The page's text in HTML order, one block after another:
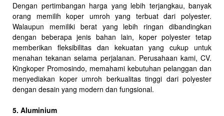
Dengan pertimbangan harga yang lebih terjangkau, banyak
orang memilih koper umroh yang terbuat dari polyester.
Walaupun memiliki berat yang lebih ringan dibandingkan
dengan beberapa jenis bahan lain, koper polyester tetap
memberikan fleksibilitas dan kekuatan yang cukup untuk
menahan tekanan selama perjalanan. Perusahaan kami, CV.
Kingkoper Promosindo, memahami kebutuhan pelanggan dan
menyediakan koper umroh berkualitas tinggi dari polyester
dengan desain yang modern dan fungsional.
5. Aluminium